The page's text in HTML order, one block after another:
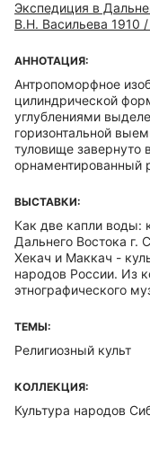
Экспедиция в
В.Н. Васильева 1910 /
АННОТАЦИЯ:
Антропоморфное
цилиндрической
углублениями
горизонтальной
туловище завернуто
орнаментированный
ВЫСТАВКИ:
Как две капли воды:
Дальнего Востока г.
Хекач и Маккач -
народов России. Из
этнографического
ТЕМЫ:
Религиозный культ
КОЛЛЕКЦИЯ:
Культура народов